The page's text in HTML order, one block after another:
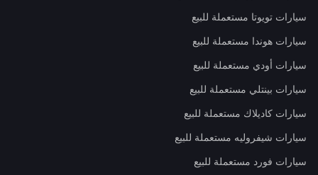
سيارات تويوتا مستعملة للبيع
سيارات هوندا مستعملة للبيع
سيارات أودي مستعملة للبيع
سيارات بينتلي مستعملة للبيع
سيارات كاديلاك مستعملة للبيع
سيارات شيفروليه مستعملة للبيع
سيارات فورد مستعملة للبيع